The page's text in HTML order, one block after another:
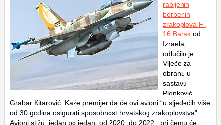
rabljenih
borbenih
zrakoplova F-
16 Barak od
Izraela,
odlučilo je
Vijeće za
obranu u
sastavu
Plenković-
Grabar Kitarović. Kaže premijer da će ovi avioni “u sljedećih više
od 30 godina osigurati sposobnost hrvatskog zrakoplovstva”.
Avioni stižu, jedan po jedan, od 2020. do 2022., pri čemu će